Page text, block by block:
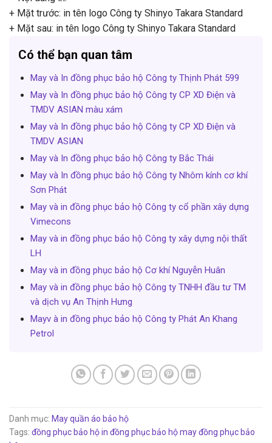
+ Mặt trước: in tên logo Công ty Shinyo Takara Standard
+ Mặt sau: in tên logo Công ty Shinyo Takara Standard
Có thể bạn quan tâm
May và In đồng phục bảo hộ Công ty Thịnh Phát 599
May và In đồng phục bảo hộ Công ty CP XD Điện và
TMDV ASIAN màu xám
May và In đồng phục bảo hộ Công ty CP XD Điện và
TMDV ASIAN
May và In đồng phục bảo hộ Công ty Bắc Thái
May và In đồng phục bảo hộ Công ty Nhôm kính cơ khí
Sơn Phát
May và in đồng phục bảo hộ Công ty cổ phần xây dựng
Vimecons
May và in đồng phục bảo hộ Công ty xây dựng nội thất
LH
May và in đồng phục bảo hộ Cơ khí Nguyễn Huân
May và in đồng phục bảo hộ Công ty TNHH đầu tư TM
và dịch vụ An Thịnh Hưng
Mayv à in đồng phục bảo hộ Công ty Phát An Khang
Petrol
Danh mục: May quần áo bảo hộ
Tags: đồng phục bảo hộin đồng phục bảo hộmay đồng phục bảo